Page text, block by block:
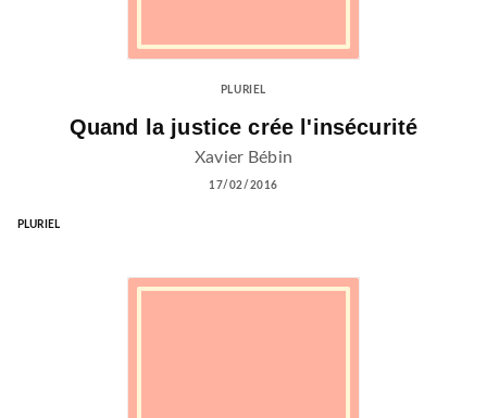
PLURIEL
Quand la justice crée l'insécurité
Xavier Bébin
17/02/2016
PLURIEL